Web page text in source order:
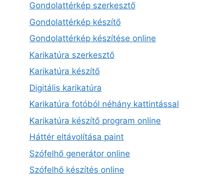
Gondolattérkép szerkesztő
Gondolattérkép készítő
Gondolattérkép készítése online
Karikatúra szerkesztő
Karikatúra készítő
Digitális karikatúra
Karikatúra fotóból néhány kattintással
Karikatúra készítő program online
Háttér eltávolítása paint
Szófelhő generátor online
Szófelhő készítés online